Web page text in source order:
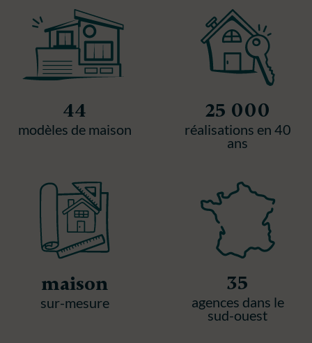
44
modèles de maison
25 000
réalisations en 40
ans
maison
sur-mesure
35
agences dans le
sud-ouest